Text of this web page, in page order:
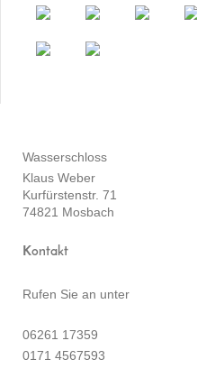
Wasserschloss
Klaus Weber
Kurfürstenstr. 71
74821 Mosbach
Kontakt
Rufen Sie an unter
06261 17359
0171 4567593